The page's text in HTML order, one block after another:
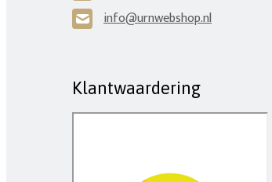
H info@urnwebshop.nl
Klantwaardering